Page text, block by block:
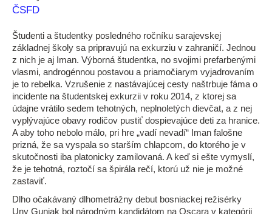
ČSFD
Študenti a študentky posledného ročníku sarajevskej
základnej školy sa pripravujú na exkurziu v zahraničí. Jednou
z nich je aj Iman. Výborná študentka, no svojimi prefarbenými
vlasmi, androgénnou postavou a priamočiarym vyjadrovaním
je to rebelka. Vzrušenie z nastávajúcej cesty naštrbuje fáma o
incidente na študentskej exkurzii v roku 2014, z ktorej sa
údajne vrátilo sedem tehotných, neplnoletých dievčat, a z nej
vyplývajúce obavy rodičov pustiť dospievajúce deti za hranice.
A aby toho nebolo málo, pri hre „vadí nevadí“ Iman falošne
prizná, že sa vyspala so starším chlapcom, do ktorého je v
skutočnosti iba platonicky zamilovaná. A keď si ešte vymyslí,
že je tehotná, roztočí sa špirála rečí, ktorú už nie je možné
zastaviť.
Dlho očakávaný dlhometrážny debut bosniackej režisérky
Uny Gunjak bol národným kandidátom na Oscara v kategórii